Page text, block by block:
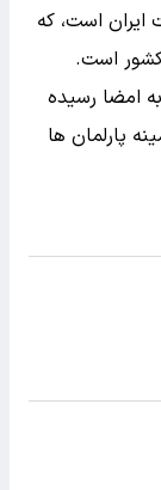
است، که
کشور است.
به امضا رسیده
پارلمان ها